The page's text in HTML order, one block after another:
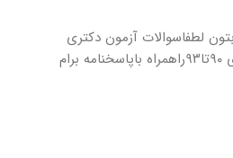
لطفاسوالات آزمون دکتری
ازادمدیریت دولتی سالهای ۹۰تا۹۳راهمراه باپاسخنامه برام